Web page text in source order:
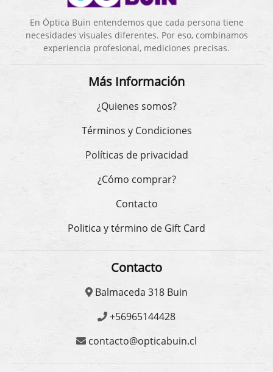
En Óptica Buin entendemos que cada persona tiene
necesidades visuales diferentes. Por eso, combinamos
experiencia profesional, mediciones precisas.
Más Información
¿Quienes somos?
Términos y Condiciones
Políticas de privacidad
¿Cómo comprar?
Contacto
Politica y término de Gift Card
Contacto
Balmaceda 318 Buin
+56965144428
contacto@opticabuin.cl